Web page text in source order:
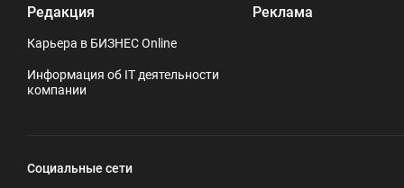
Редакция
Карьера в БИЗНЕС Online
Информация об IT деятельности
компании
Реклама
Социальные сети